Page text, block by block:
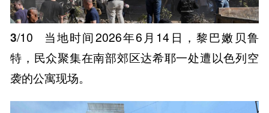
3/10
当地时间2026年6月14日，黎巴嫩贝鲁
特，民众聚集在南部郊区达希耶一处遭以色列空
袭的公寓现场。